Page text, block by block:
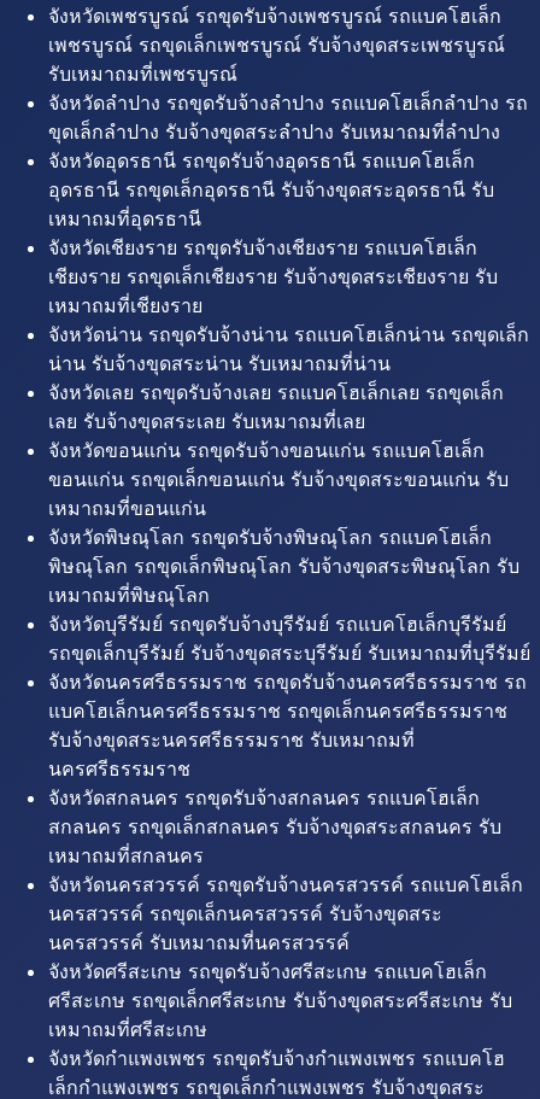
จังหวัดเพชรบูรณ์ รถขุดรับจ้างเพชรบูรณ์ รถแบคโฮเล็ก
เพชรบูรณ์ รถขุดเล็กเพชรบูรณ์ รับจ้างขุดสระเพชรบูรณ์
รับเหมาถมที่เพชรบูรณ์
จังหวัดลำปาง รถขุดรับจ้างลำปาง รถแบคโฮเล็กลำปาง รถ
ขุดเล็กลำปาง รับจ้างขุดสระลำปาง รับเหมาถมที่ลำปาง
จังหวัดอุดรธานี รถขุดรับจ้างอุดรธานี รถแบคโฮเล็ก
อุดรธานี รถขุดเล็กอุดรธานี รับจ้างขุดสระอุดรธานี รับ
เหมาถมที่อุดรธานี
จังหวัดเชียงราย รถขุดรับจ้างเชียงราย รถแบคโฮเล็ก
เชียงราย รถขุดเล็กเชียงราย รับจ้างขุดสระเชียงราย รับ
เหมาถมที่เชียงราย
จังหวัดน่าน รถขุดรับจ้างน่าน รถแบคโฮเล็กน่าน รถขุดเล็ก
น่าน รับจ้างขุดสระน่าน รับเหมาถมที่น่าน
จังหวัดเลย รถขุดรับจ้างเลย รถแบคโฮเล็กเลย รถขุดเล็ก
เลย รับจ้างขุดสระเลย รับเหมาถมที่เลย
จังหวัดขอนแก่น รถขุดรับจ้างขอนแก่น รถแบคโฮเล็ก
ขอนแก่น รถขุดเล็กขอนแก่น รับจ้างขุดสระขอนแก่น รับ
เหมาถมที่ขอนแก่น
จังหวัดพิษณุโลก รถขุดรับจ้างพิษณุโลก รถแบคโฮเล็ก
พิษณุโลก รถขุดเล็กพิษณุโลก รับจ้างขุดสระพิษณุโลก รับ
เหมาถมที่พิษณุโลก
จังหวัดบุรีรัมย์ รถขุดรับจ้างบุรีรัมย์ รถแบคโฮเล็กบุรีรัมย์
รถขุดเล็กบุรีรัมย์ รับจ้างขุดสระบุรีรัมย์ รับเหมาถมที่บุรีรัมย์
จังหวัดนครศรีธรรมราช รถขุดรับจ้างนครศรีธรรมราช รถ
แบคโฮเล็กนครศรีธรรมราช รถขุดเล็กนครศรีธรรมราช
รับจ้างขุดสระนครศรีธรรมราช รับเหมาถมที่
นครศรีธรรมราช
จังหวัดสกลนคร รถขุดรับจ้างสกลนคร รถแบคโฮเล็ก
สกลนคร รถขุดเล็กสกลนคร รับจ้างขุดสระสกลนคร รับ
เหมาถมที่สกลนคร
จังหวัดนครสวรรค์ รถขุดรับจ้างนครสวรรค์ รถแบคโฮเล็ก
นครสวรรค์ รถขุดเล็กนครสวรรค์ รับจ้างขุดสระ
นครสวรรค์ รับเหมาถมที่นครสวรรค์
จังหวัดศรีสะเกษ รถขุดรับจ้างศรีสะเกษ รถแบคโฮเล็ก
ศรีสะเกษ รถขุดเล็กศรีสะเกษ รับจ้างขุดสระศรีสะเกษ รับ
เหมาถมที่ศรีสะเกษ
จังหวัดกำแพงเพชร รถขุดรับจ้างกำแพงเพชร รถแบคโฮ
เล็กกำแพงเพชร รถขุดเล็กกำแพงเพชร รับจ้างขุดสระ